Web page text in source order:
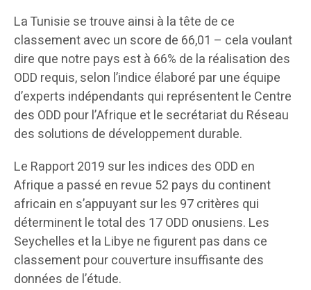
La Tunisie se trouve ainsi à la tête de ce
classement avec un score de 66,01 – cela voulant
dire que notre pays est à 66% de la réalisation des
ODD requis, selon l’indice élaboré par une équipe
d’experts indépendants qui représentent le Centre
des ODD pour l’Afrique et le secrétariat du Réseau
des solutions de développement durable.
Le Rapport 2019 sur les indices des ODD en
Afrique a passé en revue 52 pays du continent
africain en s’appuyant sur les 97 critères qui
déterminent le total des 17 ODD onusiens. Les
Seychelles et la Libye ne figurent pas dans ce
classement pour couverture insuffisante des
données de l’étude.